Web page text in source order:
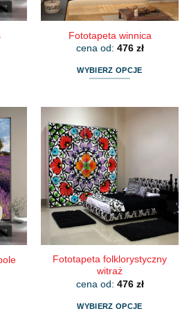
produktu
Fototapeta winnica
cena od: 476 zł
WYBIERZ OPCJE
wiele
wariantów.
Opcje
można
wybrać
na
stronie
produktu
Fototapeta folklorystyczny
witraż
cena od: 476 zł
WYBIERZ OPCJE